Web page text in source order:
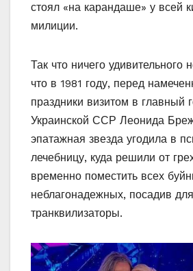
стоял «на карандаше» у всей
милиции.
Так что ничего удивительного
что в 1981 году, перед
праздники визитом в главный
Украинской ССР Леонида
эпатажная звезда угодила в
лечебницу, куда решили от
временно поместить всех
неблагонадежных, посадив
транквилизаторы.